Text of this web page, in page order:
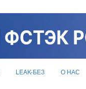
LEAK-БЕЗ О НАС